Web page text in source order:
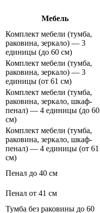
Мебель
Комплект мебели (тумба,
раковина, зеркало) — 3
единицы (до 60 см)
Комплект мебели (тумба,
раковина, зеркало) — 3
единицы (от 61 см)
Комплект мебели (тумба,
раковина, зеркало, шкаф-
пенал) — 4 единицы (до 60
см)
Комплект мебели (тумба,
раковина, зеркало, шкаф-
пенал) — 4 единицы (от 61
см)
Пенал до 40 см
Пенал от 41 см
Тумба без раковины до 60